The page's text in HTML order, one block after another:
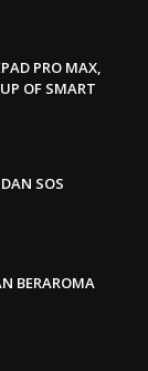
PRO MAX,
OF SMART
SOS
BERAROMA